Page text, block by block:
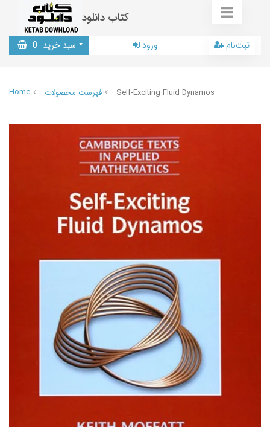
کتاب دانلود
سبد خرید 0 ورود ثبت‌نام
Home فهرست محصولات Self-Exciting Fluid Dynamos